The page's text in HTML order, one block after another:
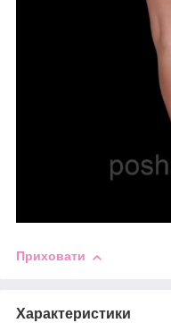
Приховати
Характеристики